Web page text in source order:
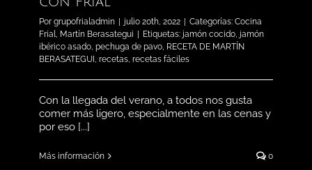
Por grupofrialadmin julio 20th, 2022 Categorías: Cocina
Frial, Martín Berasategui Etiquetas: jamón cocido, jamón
ibérico asado, pechuga de pavo, RECETA DE MARTÍN
BERASATEGUI , recetas, recetas fáciles
Con la llegada del verano, a todos nos gusta
comer más ligero, especialmente en las cenas y
por eso [...]
Más información 0